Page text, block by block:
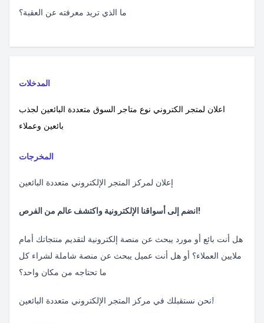
ما الذي تريد معرفته عن العقبة؟
المدخلات
اعلان لمتجر الكتروني نوع متاجر السوق متعددة البائعين لجذب
بائعين وعملاء
المخرجات
إعلان لمركز المتجر الإلكتروني متعددة البائعين
انضم إلى أسواقنا الإلكترونية واكتشف عالم من الفرص!
هل أنت بائع أو مورد يبحث عن منصة إلكترونية لتقديم منتجاتك أمام
ملايين العملاء؟ أو هل أنت عميل يبحث عن منصة شاملة لشراء كل
ما تحتاجه من مكان واحد؟
نحن نستقبلك في مركز المتجر الإلكتروني متعددة البائعين!